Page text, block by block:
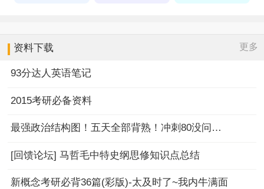
资料下载 更多
93分达人英语笔记
2015考研必备资料
最强政治结构图！五天全部背熟！冲刺80没问题！
[回馈论坛] 马哲毛中特史纲思修知识点总结
新概念考研必背36篇(彩版)-太及时了~我内牛满面